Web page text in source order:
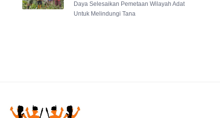
Daya Selesaikan Pemetaan Wilayah Adat
Untuk Melindungi Tana